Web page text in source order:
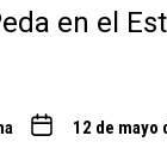
en el
12 de mayo